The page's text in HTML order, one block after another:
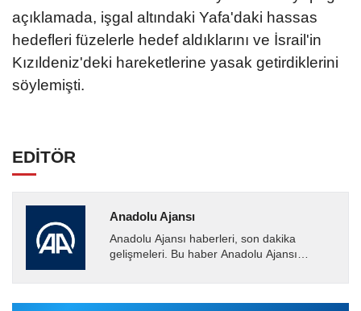
açıklamada, işgal altındaki Yafa'daki hassas
hedefleri füzelerle hedef aldıklarını ve İsrail'in
Kızıldeniz'deki hareketlerine yasak getirdiklerini
söylemişti.
EDİTÖR
Anadolu Ajansı
Anadolu Ajansı haberleri, son dakika
gelişmeleri. Bu haber Anadolu Ajansı
tarafından geçilen tüm...